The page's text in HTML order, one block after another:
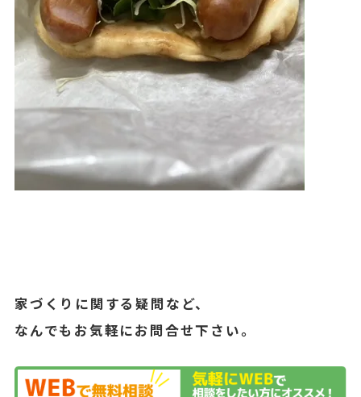
家づくりに関する疑問など、
なんでもお気軽にお問合せ下さい。